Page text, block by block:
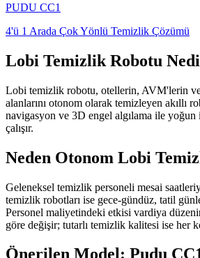
PUDU CC1
4'ü 1 Arada Çok Yönlü Temizlik Çözümü
Lobi Temizlik Robotu
Lobi temizlik robotu, otellerin, AVM'lerin
alanlarını otonom olarak temizleyen akıllı
navigasyon ve 3D engel algılama ile
çalışır.
Neden Otonom Lobi
Geleneksel temizlik personeli mesai
temizlik robotları ise gece-gündüz, tatil
Personel maliyetindeki etkisi vardiya
göre değişir; tutarlı temizlik kalitesi ise her
Önerilen Model: Pudu